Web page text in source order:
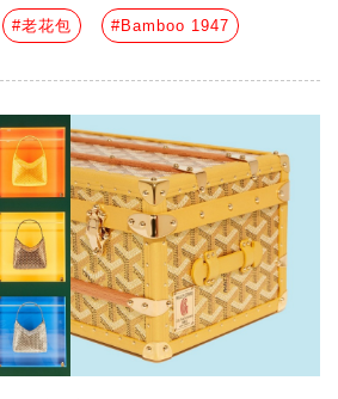
#老花包 #Bamboo 1947